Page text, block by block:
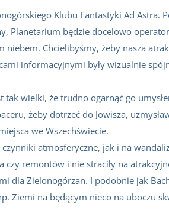
Klubu Fantastyki Ad Astra.
Planetarium będzie docelowo
niebem. Chcielibyśmy, żeby nasza
informacyjnymi były wizualnie
tak wielki, że trudno ogarnąć go
żeby dotrzeć do Jowisza,
we Wszechświecie.
atmosferyczne, jak i na
remontów i nie straciły na
dla Zielonogórzan. I podobnie jak
Ziemi na będącym nieco na uboczu